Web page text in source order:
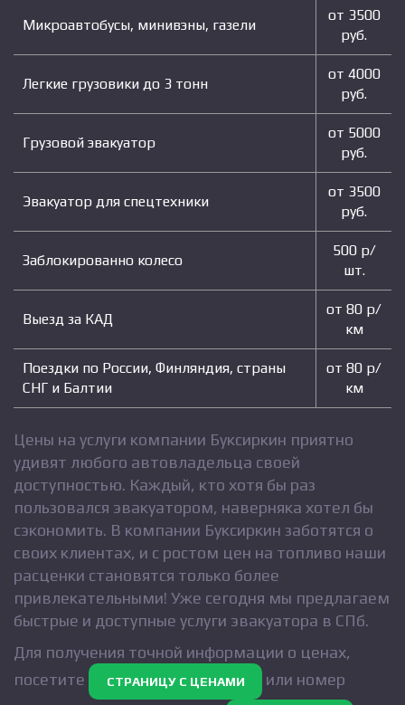
Микроавтобусы, минивэны, газели
от 3500
руб.
Легкие грузовики до 3 тонн
от 4000
руб.
Грузовой эвакуатор
от 5000
руб.
Эвакуатор для спецтехники
от 3500
руб.
Заблокированно колесо
500 р/
шт.
Выезд за КАД
от 80 р/
км
Поездки по России, Финляндия, страны
СНГ и Балтии
от 80 р/
км
Цены на услуги компании Буксиркин приятно
удивят любого автовладельца своей
доступностью. Каждый, кто хотя бы раз
пользовался эвакуатором, наверняка хотел бы
сэкономить. В компании Буксиркин заботятся о
своих клиентах, и с ростом цен на топливо наши
расценки становятся только более
привлекательными! Уже сегодня мы предлагаем
быстрые и доступные услуги эвакуатора в СПб.
Для получения точной информации о ценах,
посетите
СТРАНИЦУ С ЦЕНАМИ
или номер